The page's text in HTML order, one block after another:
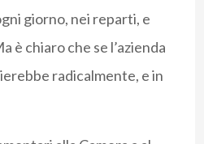
giorno, nei reparti, e
è chiaro che se l’azienda
radicalmente, e in